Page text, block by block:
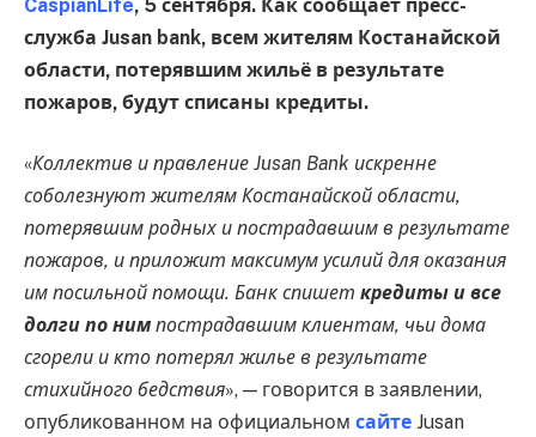
CaspianLife, 5 сентября. Как сообщает пресс-
служба Jusan bank, всем жителям Костанайской
области, потерявшим жильё в результате
пожаров, будут списаны кредиты.
«Коллектив и правление Jusan Bank искренне
соболезнуют жителям Костанайской области,
потерявшим родных и пострадавшим в результате
пожаров, и приложит максимум усилий для оказания
им посильной помощи. Банк спишет кредиты и все
долги по нимпострадавшим клиентам, чьи дома
сгорели и кто потерял жилье в результате
стихийного бедствия», — говорится в заявлении,
опубликованном на официальном сайте Jusan